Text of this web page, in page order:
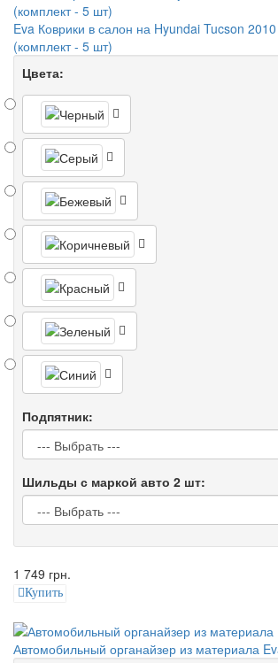
Eva Коврики в салон на Hyundai Tucson
(комплект - 5 шт)
Цвета:
Подпятник:
Шильды с маркой авто 2 шт:
1 749 грн.
Купить
Автомобильный органайзер из материала